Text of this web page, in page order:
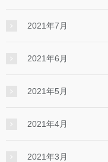
2021年7月
2021年6月
2021年5月
2021年4月
2021年3月